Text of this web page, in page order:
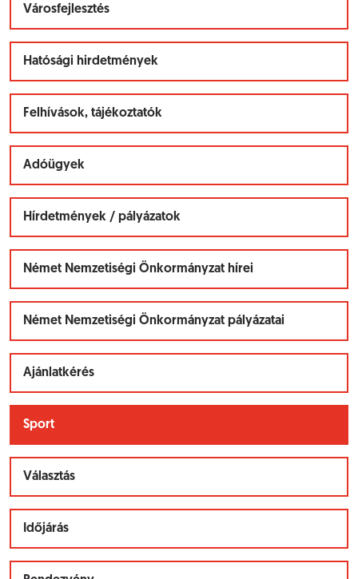
Városfejlesztés
Hatósági hirdetmények
Felhívások, tájékoztatók
Adóügyek
Hírdetmények / pályázatok
Német Nemzetiségi Önkormányzat hírei
Német Nemzetiségi Önkormányzat pályázatai
Ajánlatkérés
Sport
Választás
Időjárás